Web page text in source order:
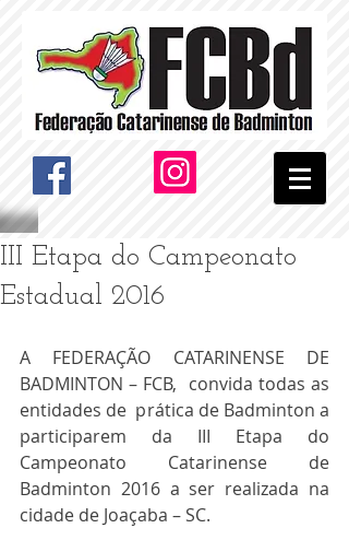
III Etapa do Campeonato
Estadual 2016
A FEDERAÇÃO CATARINENSE DE
BADMINTON – FCB,  convida todas as
entidades de  prática de Badminton a
participarem da III Etapa do
Campeonato Catarinense de
Badminton 2016 a ser realizada na
cidade de Joaçaba – SC.